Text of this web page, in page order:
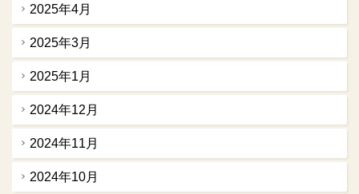
2025年4月
2025年3月
2025年1月
2024年12月
2024年11月
2024年10月